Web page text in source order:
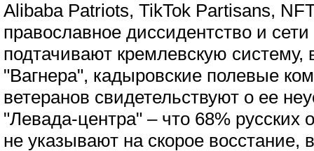
Alibaba Patriots, TikTok Partisans,
православное диссидентство и
подтачивают кремлевскую систему,
"Вагнера", кадыровские полевые
ветеранов свидетельствуют о ее
"Левада-центра" – что 68% русских
не указывают на скорое восстание,